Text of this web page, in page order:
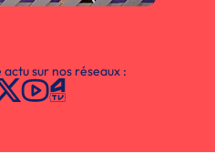
sur nos réseaux :